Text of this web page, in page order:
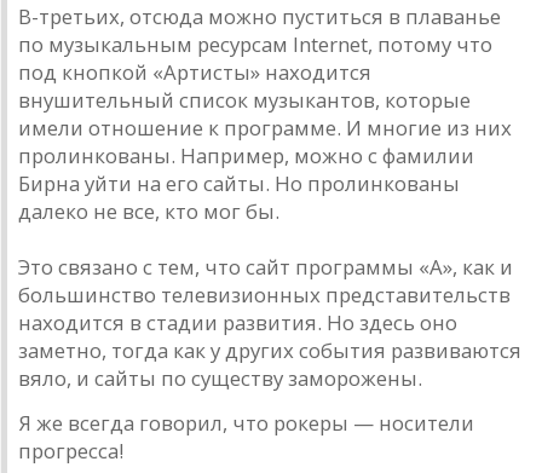
В-третьих, отсюда можно пуститься в плаванье
по музыкальным ресурсам Internet, потому что
под кнопкой «Артисты» находится
внушительный список музыкантов, которые
имели отношение к программе. И многие из них
пролинкованы. Например, можно с фамилии
Бирна уйти на его сайты. Но пролинкованы
далеко не все, кто мог бы.
Это связано с тем, что сайт программы «А», как и
большинство телевизионных представительств
находится в стадии развития. Но здесь оно
заметно, тогда как у других события развиваются
вяло, и сайты по существу заморожены.
Я же всегда говорил, что рокеры — носители
прогресса!